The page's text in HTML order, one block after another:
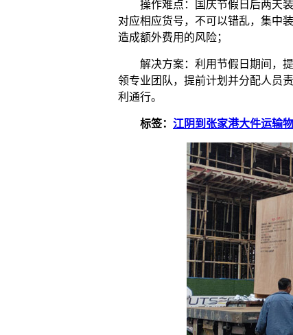
操作难点：国庆节假日后两天
对应相应货号，不可以错乱，集中
造成额外费用的风险；
解决方案：利用节假日期间，
领专业团队，提前计划并分配人员
利通行。
标签： 江阴到张家港大件运输